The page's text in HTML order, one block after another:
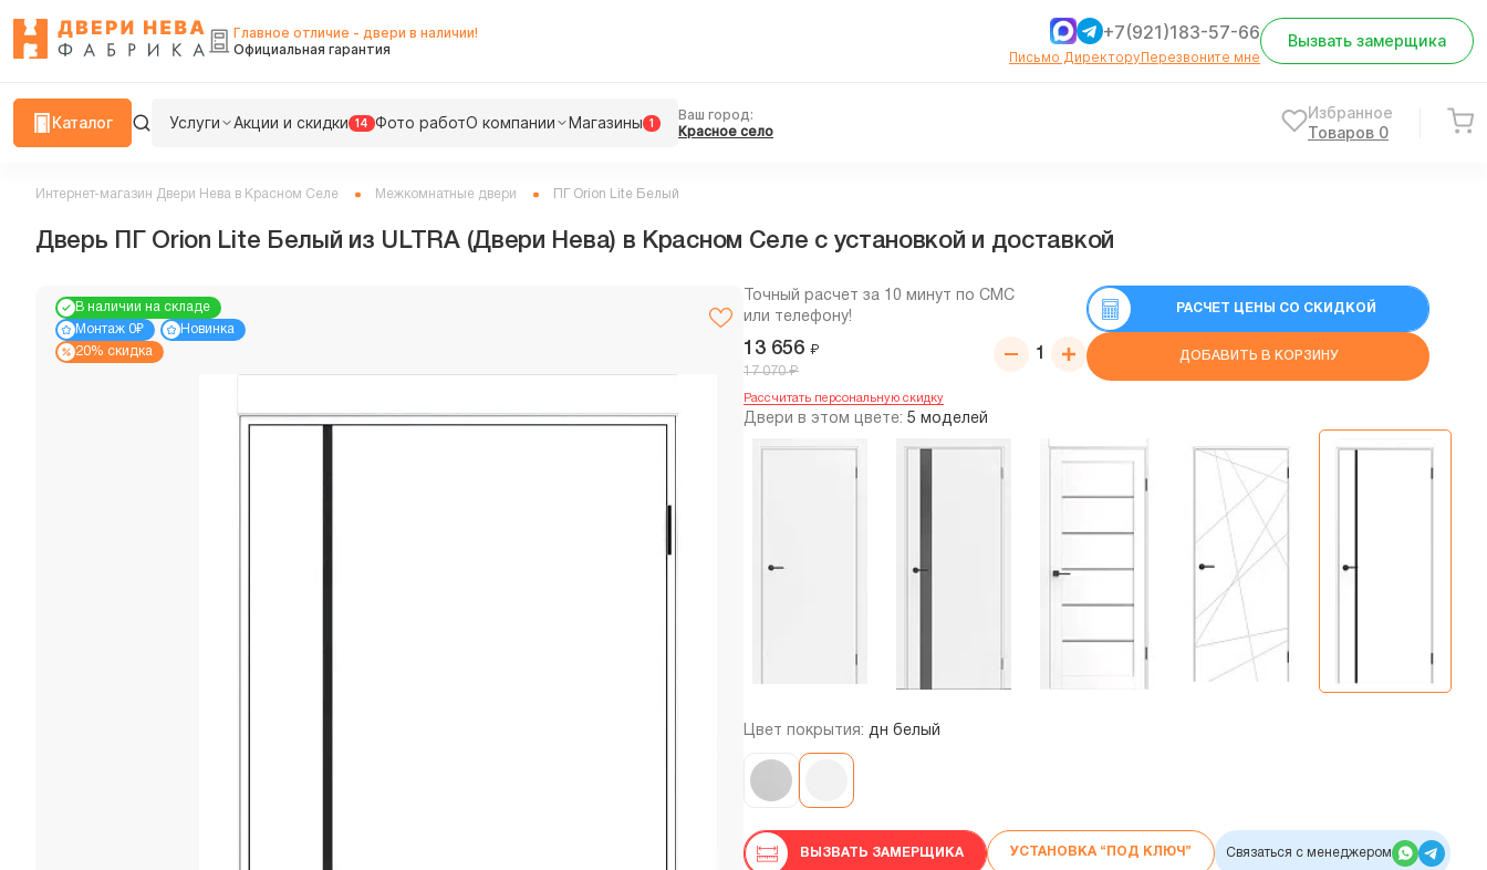
Главное отличие - двери в наличии!
Официальная гарантия
+7(921)183-57-66
Письмо ДиректоруПерезвоните мне
Вызвать замерщика
Каталог Услуги Акции и скидки 14 Фото работО компании Магазины 1
Ваш город:
Красное село
Избранное
Товаров 0
Интернет-магазин Двери Нева в Красном Селе Межкомнатные двери ПГ Orion Lite Белый
Дверь ПГ Orion Lite Белый из ULTRA (Двери Нева) в Красном Селе с установкой и доставкой
В наличии на складе
Монтаж 0₽
Новинка
20% скидка
Точный расчет за 10 минут по СМС
или телефону!
13 656 ₽
17 070₽
РАСЧЕТ ЦЕНЫ СО СКИДКОЙ
ДОБАВИТЬ В КОРЗИНУ
Рассчитать персональную скидку
Двери в этом цвете: 5 моделей
Цвет покрытия: дн белый
ВЫЗВАТЬ ЗАМЕРЩИКА УСТАНОВКА “ПОД КЛЮЧ” Связаться с менеджером